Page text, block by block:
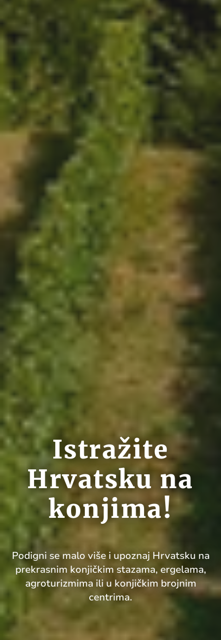
Istražite
Hrvatsku na
konjima!
Podigni se malo više i upoznaj Hrvatsku na
prekrasnim konjičkim stazama, ergelama,
agroturizmima ili u konjičkim brojnim
centrima.